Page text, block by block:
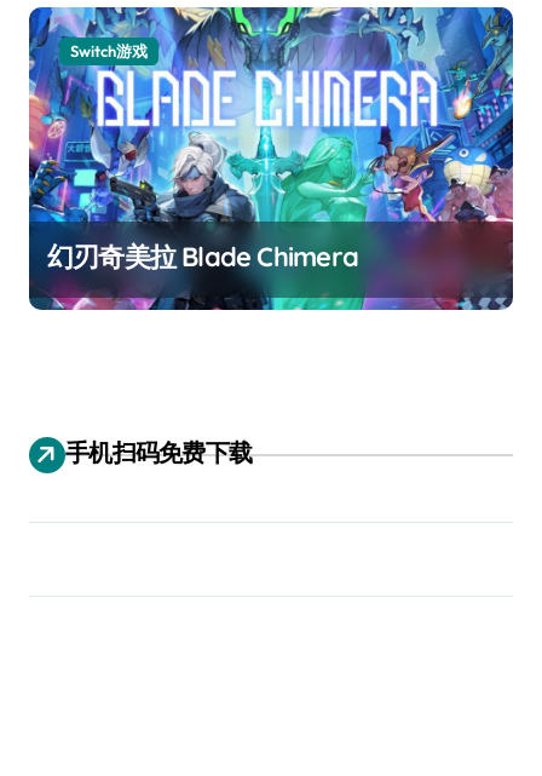
Switch游戏
幻刃奇美拉 Blade Chimera
手机扫码免费下载